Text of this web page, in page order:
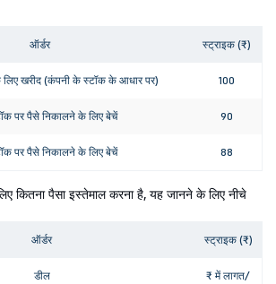
ऑर्डर स्ट्राइक (₹)
खरीद (कंपनी के स्टॉक के आधार पर) 100
पर पैसे निकालने के लिए बेचें 90
पर पैसे निकालने के लिए बेचें 88
कितना पैसा इस्तेमाल करना है, यह जानने के लिए नीचे
ऑर्डर स्ट्राइक (₹)
डील
₹ में लागत/